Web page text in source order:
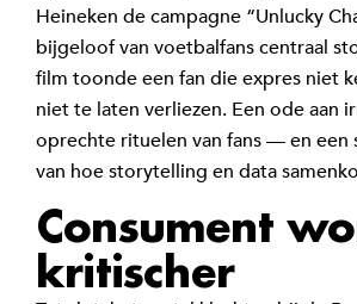
Heineken de campagne “Unlucky
bijgeloof van voetbalfans centraal
film toonde een fan die expres niet
niet te laten verliezen. Een ode aan
oprechte rituelen van fans — en een
van hoe storytelling en data
Consument
kritischer